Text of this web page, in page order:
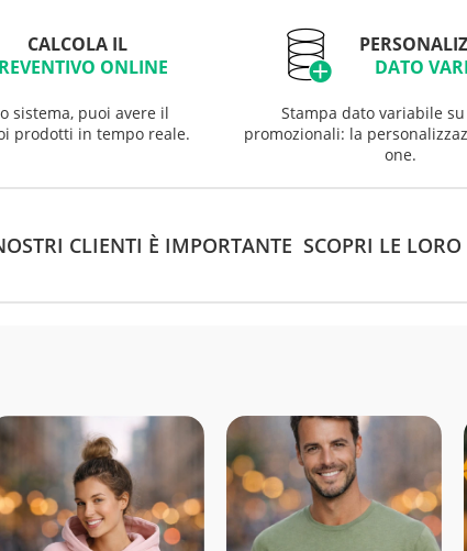
CALCOLA IL
ONLINE
sistema, puoi avere il
prodotti in tempo reale.
DATO
Stampa dato variabile
promozionali: la
one.
CLIENTI È IMPORTANTE SCOPRI LE